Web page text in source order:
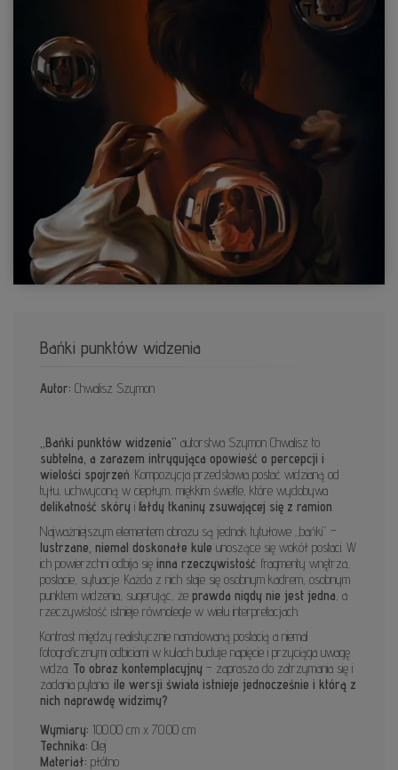
Bańki punktów widzenia
Autor: Chwalisz Szymon
„Bańki punktów widzenia” autorstwa Szymon Chwalisz to
subtelna, a zarazem intrygująca opowieść o percepcji i
wielości spojrzeń . Kompozycja przedstawia postać widzianą od
tyłu, uchwyconą w ciepłym, miękkim świetle, które wydobywa
delikatność skóry i fałdy tkaniny zsuwającej się z ramion
Najważniejszym elementem obrazu są jednak tytułowe „bańki” –
lustrzane, niemal doskonałe kule unoszące się wokół postaci. W
ich powierzchni odbija się inna rzeczywistość : fragmenty wnętrza,
postacie, sytuacje. Każda z nich staje się osobnym kadrem, osobnym
punktem widzenia, sugerując, że prawda nigdy nie jest jedna , a
rzeczywistość istnieje równolegle w wielu interpretacjach.
Kontrast między realistycznie namalowaną postacią a niemal
fotograficznymi odbiciami w kulach buduje napięcie i przyciąga uwagę
widza. To obraz kontemplacyjny – zaprasza do zatrzymania się i
zadania pytania: ile wersji świata istnieje jednocześnie i którą z
nich naprawdę widzimy?
Wymiary: 100.00 cm x 70.00 cm
Technika: Olej
Materiał: płótno